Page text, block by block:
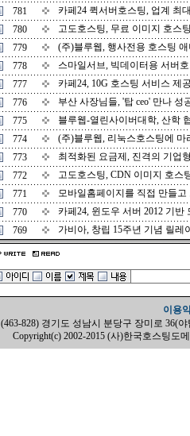
781
카페24 퀵서버호스팅, 업계 최
780
고도호스팅, 무료 이미지 호스
779
(주)블루웹, 행사전용 호스팅
778
스마일서브, 빅데이터용 서버
777
카페24, 10G 호스팅 서비스 제
776
부산 사장님들, '탑 ceo' 만나 성
775
블루웹-열린사이버대학, 산학
774
(주)블루웹, 리눅스호스팅에 마
773
최적화된 요금제, 진격의 기업
772
고도호스팅, CDN 이미지 호스
771
모바일홈페이지를 직접 만들
770
카페24, 윈도우 서버 2012 기반
769
가비아, 창립 15주년 기념 릴레
이용
(463-828) 경기도 성남시 분당구 장미로 36(
Copyright(c) 2002-2015 (사)한국호스팅도